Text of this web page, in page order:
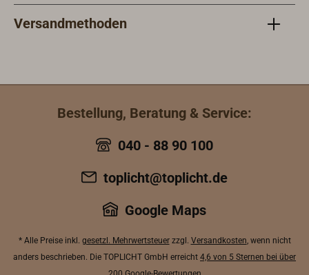
Versandmethoden
Bestellung, Beratung & Service:
040 - 88 90 100
toplicht@toplicht.de
Google Maps
* Alle Preise inkl. gesetzl. Mehrwertsteuerzzgl. Versandkosten, wenn nicht
anders beschrieben. Die TOPLICHT GmbH erreicht 4,6 von 5 Sternen bei über